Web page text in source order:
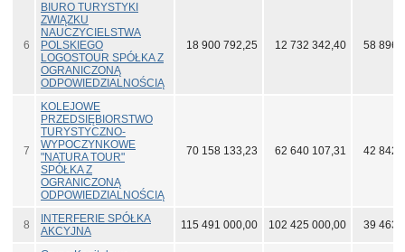
6
BIURO TURYSTYKI
ZWIĄZKU
NAUCZYCIELSTWA
POLSKIEGO
LOGOSTOUR SPÓŁKA Z
OGRANICZONĄ
ODPOWIEDZIALNOŚCIĄ
18 900 792,25 12 732 342,40 58 896
7
KOLEJOWE
PRZEDSIĘBIORSTWO
TURYSTYCZNO-
WYPOCZYNKOWE
"NATURA TOUR"
SPÓŁKA Z
OGRANICZONĄ
ODPOWIEDZIALNOŚCIĄ
70 158 133,23 62 640 107,31 42 842
8
INTERFERIE SPÓŁKA
AKCYJNA
115 491 000,00 102 425 000,00 39 463